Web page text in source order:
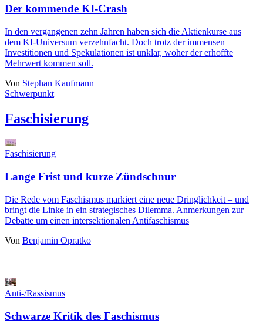
Der kommende KI-Crash
In den vergangenen zehn Jahren haben sich die Aktienkurse aus
dem KI-Universum verzehnfacht. Doch trotz der immensen
Investitionen und Spekulationen ist unklar, woher der erhoffte
Mehrwert kommen soll.
Von Stephan Kaufmann
Schwerpunkt
Faschisierung
Faschisierung
Lange Frist und kurze Zündschnur
Die Rede vom Faschismus markiert eine neue Dringlichkeit – und
bringt die Linke in ein strategisches Dilemma. Anmerkungen zur
Debatte um einen intersektionalen Antifaschismus
Von Benjamin Opratko
Anti-/Rassismus
Schwarze Kritik des Faschismus